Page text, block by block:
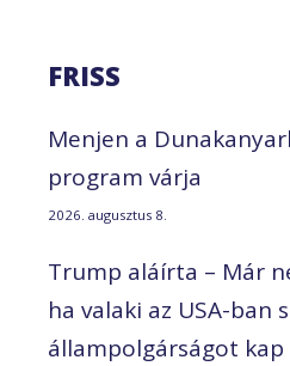
FRISS
Menjen a
program várja
2026. augusztus 8.
Trump aláírta – Már
ha valaki az USA-ban
állampolgárságot kap